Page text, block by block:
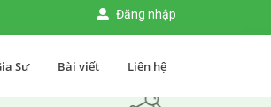
Đăng nhập
Sư Bài viết Liên hệ